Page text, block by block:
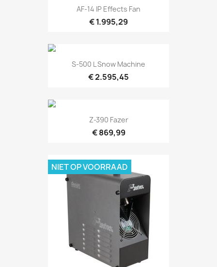
Snel bekijken
AF-14 IP Effects Fan
€ 1.995,29
Snel bekijken
S-500 L Snow Machine
€ 2.595,45
Snel bekijken
Z-390 Fazer
€ 869,99
NIET OP VOORRAAD